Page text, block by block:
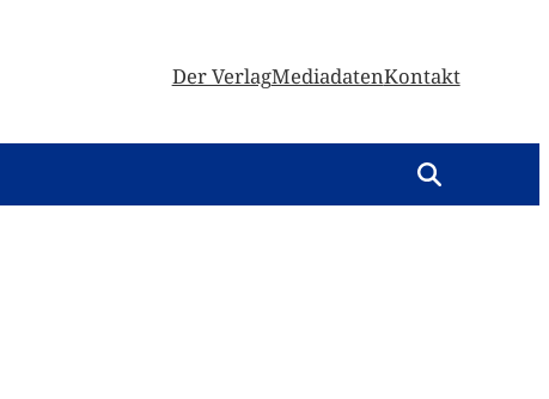
Der VerlagMediadatenKontakt